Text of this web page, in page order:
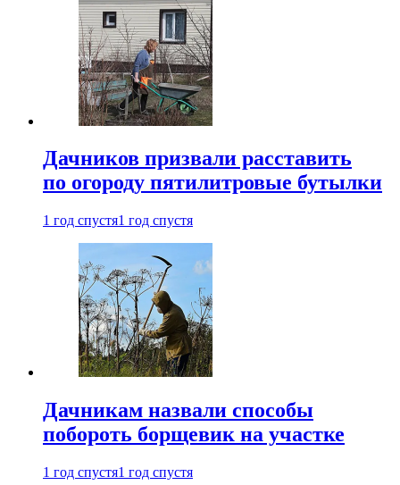
Дачников призвали расставить
по огороду пятилитровые бутылки
1 год спустя1 год спустя
Дачникам назвали способы
побороть борщевик на участке
1 год спустя1 год спустя